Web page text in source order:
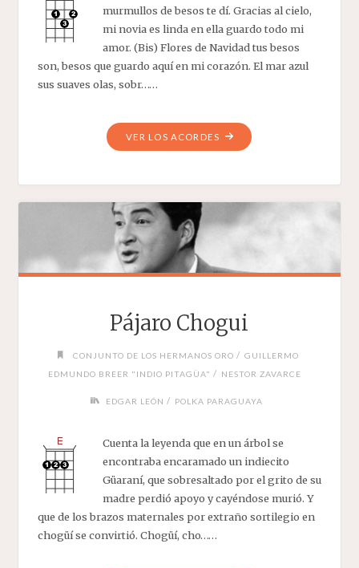
murmullos de besos te dí. Gracias al cielo,
mi novia es linda en ella guardo todo mi
amor. (Bis) Flores de Navidad tus besos
son, besos que guardo aquí en mi corazón. El mar azul
sus suaves olas, sobr……
VER LOS ACORDES"NOVIA"
Pájaro Chogui
CONJUNTO DE LOS HERMANOS ORO / GUILLERMO
EDMUNDO BREER "INDIO PITAGÜA" / NESTOR ZAVARCE
EDGAR LEÓN / POLKA PARAGUAYA
Cuenta la leyenda que en un árbol se
encontraba encaramado un indiecito
Güaraní, que sobresaltado por el grito de su
madre perdió apoyo y cayéndose murió. Y
que de los brazos maternales por extraño sortilegio en
chogüí se convirtió. Chogüí, cho……